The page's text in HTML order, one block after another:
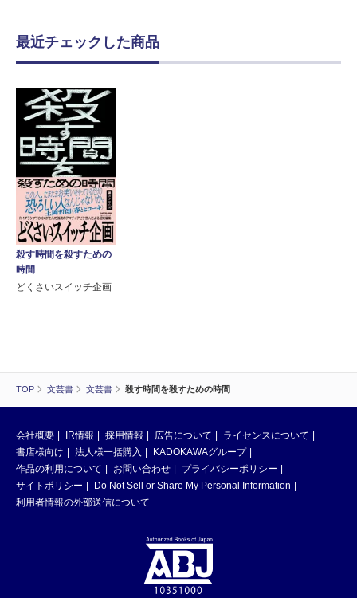
TOP 文芸書 文芸書 殺す時間を殺すための時間
最近チェックした商品
殺す時間を殺すための
時間
どくさいスイッチ企画
会社概要 IR情報 採用情報 広告について
ライセンスについて
書店様向け
法人様一括購入
KADOKAWAグループ
作品の利用について
お問い合わせ
プライバシーポリシー
サイトポリシー
Do Not Sell or Share My Personal Information
利用者情報の外部送信について